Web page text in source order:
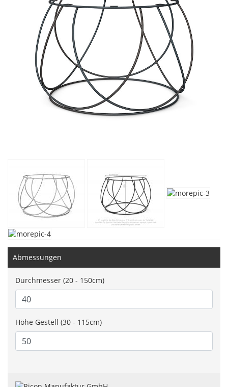
Abmessungen
Durchmesser (20 - 150cm)
Höhe Gestell (30 - 115cm)